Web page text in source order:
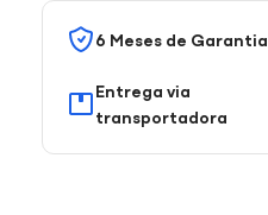
6 Meses de Garantia
Entrega via
transportadora